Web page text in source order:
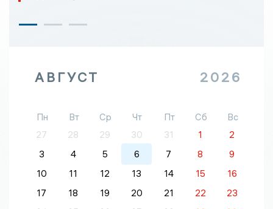
АВГУСТ 2026
Пн Вт Ср Чт Пт Сб
Вс
27
28 29 30 31 1
2
3
4 5 6 7 8
9
10
11 12 13 14 15
16
17
18 19 20 21 22
23